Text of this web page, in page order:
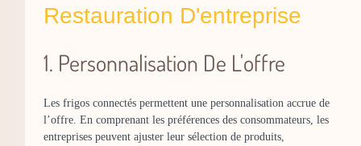
Restauration D'entreprise
1. Personnalisation De L'offre
Les frigos connectés permettent une personnalisation accrue de
l’offre. En comprenant les préférences des consommateurs, les
entreprises peuvent ajuster leur sélection de produits,